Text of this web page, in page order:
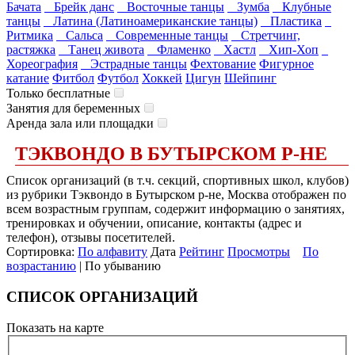
Бачата
Брейк данс Восточные танцы Зумба
Клубные
танцы
Латина (Латиноамериканские танцы)
Пластика
Ритмика
Сальса Современные танцы
Стретчинг,
растяжка
Танец живота Фламенко Хастл
Хип-Хоп
Хореография
Эстрадные танцы Фехтование Фигурное
катание Фитбол Футбол Хоккей Цигун Шейпинг
Только бесплатные
Занятия для беременных
Аренда зала или площадки
ТЭКВОНДО В БУТЫРСКОМ Р-НЕ
Список организаций (в т.ч. секций, спортивных школ, клубов)
из рубрики Тэквондо в Бутырском р-не, Москва отображен по
всем возрастным группам, содержит информацию о занятиях,
тренировках и обучении, описание, контакты (адрес и
телефон), отзывы посетителей.
Сортировка: По алфавиту Дата Рейтинг Просмотры
По
возрастанию | По убыванию
СПИСОК ОРГАНИЗАЦИЙ
Показать на карте